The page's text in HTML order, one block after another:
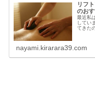
リフ
のお
最近私
してい
てきた
nayami.kirarara39.com